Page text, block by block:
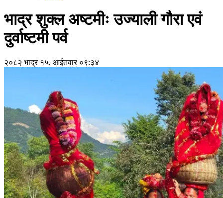
भाद्र शुक्ल अष्टमीः उज्याली गौरा एवं
दुर्वाष्टमी पर्व
२०८२ भाद्र १५, आईतवार ०९:३४